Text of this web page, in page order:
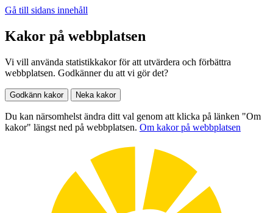
Gå till sidans innehåll
Kakor på webbplatsen
Vi vill använda statistikkakor för att utvärdera och förbättra
webbplatsen. Godkänner du att vi gör det?
Godkänn kakor Neka kakor
Du kan närsomhelst ändra ditt val genom att klicka på länken "Om
kakor" längst ned på webbplatsen. Om kakor på webbplatsen